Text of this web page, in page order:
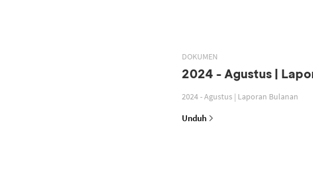
DOKUMEN
2024 - Agustus |
2024 - Agustus | Laporan Bulanan
Unduh